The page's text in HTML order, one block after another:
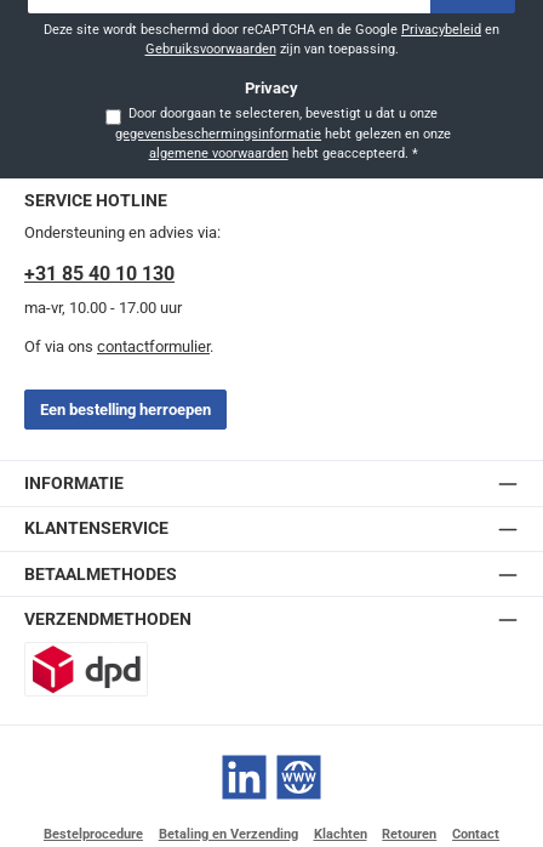
Deze site wordt beschermd door reCAPTCHA en de Google Privacybeleid en
Gebruiksvoorwaardenzijn van toepassing.
Privacy
Door doorgaan te selecteren, bevestigt u dat u onze
gegevensbeschermingsinformatie
algemene voorwaardenhebt geaccepteerd. *
SERVICE HOTLINE
Ondersteuning en advies via:
+31 85 40 10 130
ma-vr, 10.00 - 17.00 uur
Of via ons contactformulier.
Een bestelling herroepen
INFORMATIE
KLANTENSERVICE
BETAALMETHODES
VERZENDMETHODEN
LinkedIn Website
Bestelprocedure Betaling en Verzending Klachten Retouren Contact